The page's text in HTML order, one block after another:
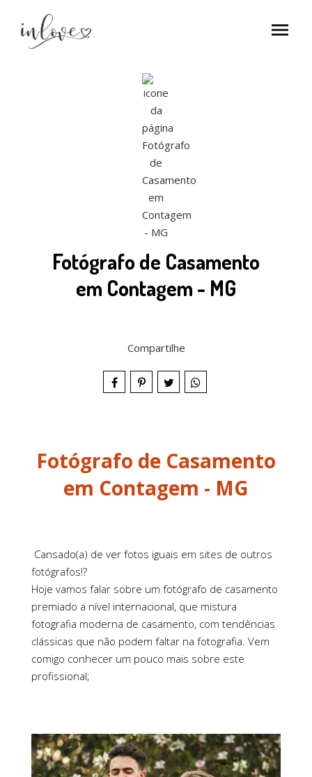
menu
Fotógrafo de Casamento
em Contagem - MG
Compartilhe
Fotógrafo de Casamento
em Contagem - MG
Cansado(a) de ver fotos iguais em sites de outros
fotógrafos!?
Hoje vamos falar sobre um fotógrafo de casamento
premiado a nível internacional, que mistura
fotografia moderna de casamento, com tendências
clássicas que não podem faltar na fotografia. Vem
comigo conhecer um pouco mais sobre este
profissional;